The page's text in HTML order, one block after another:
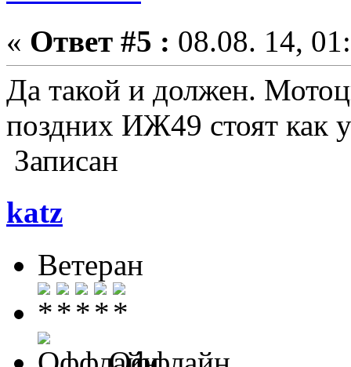
« Ответ #5 : 08.08. 14,
Да такой и должен.
поздних ИЖ49 стоят как
Записан
katz
Ветеран